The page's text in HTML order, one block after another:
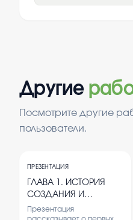
Другие
Посмотрите другие
пользователи.
ПРЕЗЕНТАЦИЯ
ГЛАВА 1. ИСТОРИЯ
СОЗДАНИЯ И
ФИЗИЧЕСКИЕ ОСНОВЫ
Презентация